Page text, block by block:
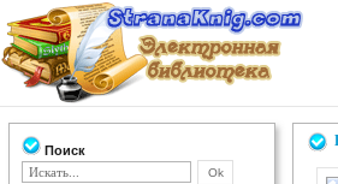
Поиск